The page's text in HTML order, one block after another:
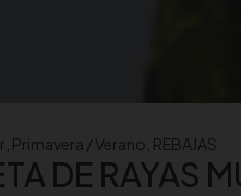
Primavera / Verano REBAJAS
DE RAYAS